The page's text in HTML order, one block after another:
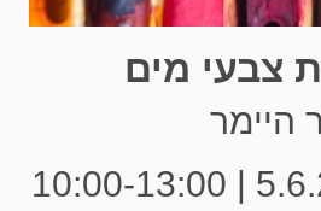
צבעי מים
היימר